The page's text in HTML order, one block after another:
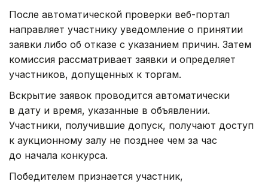
После автоматической проверки веб-портал
направляет участнику уведомление о принятии
заявки либо об отказе с указанием причин. Затем
комиссия рассматривает заявки и определяет
участников, допущенных к торгам.
Вскрытие заявок проводится автоматически
в дату и время, указанные в объявлении.
Участники, получившие допуск, получают доступ
к аукционному залу не позднее чем за час
до начала конкурса.
Победителем признается участник,